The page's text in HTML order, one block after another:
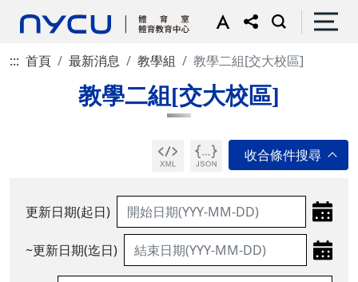
::: 首頁 最新消息 教學組 教學二組[交大校區]
教學二組[交大校區]
更新日期(起日)
~更新日期(迄日)